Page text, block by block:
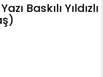
Baskılı Yıldızlı